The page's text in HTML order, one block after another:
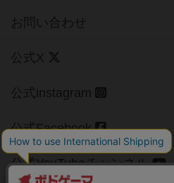
お問い合わせ
公式X
公式instagram
公式Facebook
公式YouTubeチャンネル